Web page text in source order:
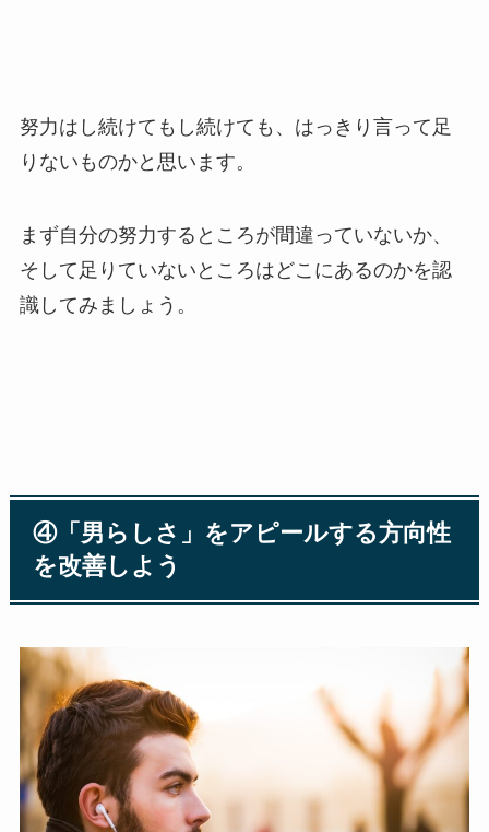
努力はし続けてもし続けても、はっきり言って足
りないものかと思います。
まず自分の努力するところが間違っていないか、
そして足りていないところはどこにあるのかを認
識してみましょう。
④「男らしさ」をアピールする方向性
を改善しよう